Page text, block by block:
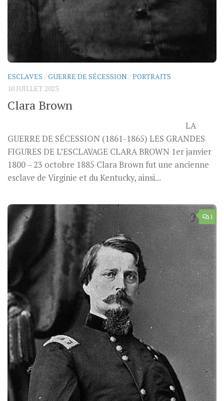
ESCLAVES /GUERRE DE SÉCESSION /PORTRAITS
10 JUILLET 2023
Clara Brown
LA
GUERRE DE SÉCESSION (1861-1865) LES GRANDES
FIGURES DE L’ESCLAVAGE CLARA BROWN 1er janvier
1800 – 23 octobre 1885 Clara Brown fut une ancienne
esclave de Virginie et du Kentucky, ainsi...
1